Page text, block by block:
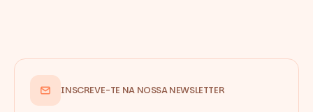
INSCREVE-TE NA NOSSA NEWSLETTER